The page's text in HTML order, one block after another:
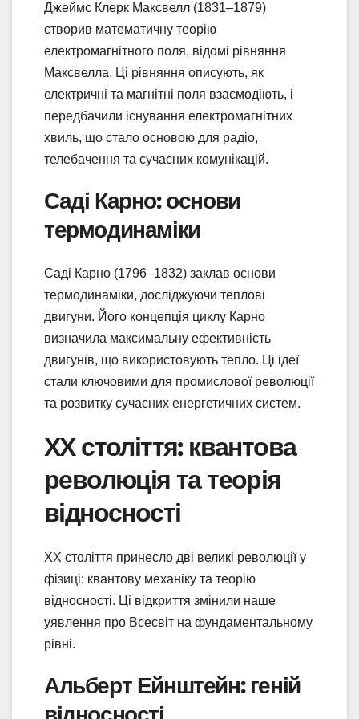
Джеймс Клерк Максвелл (1831–1879)
створив математичну теорію
електромагнітного поля, відомі рівняння
Максвелла. Ці рівняння описують, як
електричні та магнітні поля взаємодіють, і
передбачили існування електромагнітних
хвиль, що стало основою для радіо,
телебачення та сучасних комунікацій.
Саді Карно: основи
термодинаміки
Саді Карно (1796–1832) заклав основи
термодинаміки, досліджуючи теплові
двигуни. Його концепція циклу Карно
визначила максимальну ефективність
двигунів, що використовують тепло. Ці ідеї
стали ключовими для промислової революції
та розвитку сучасних енергетичних систем.
ХХ століття: квантова
революція та теорія
відносності
ХХ століття принесло дві великі революції у
фізиці: квантову механіку та теорію
відносності. Ці відкриття змінили наше
уявлення про Всесвіт на фундаментальному
рівні.
Альберт Ейнштейн: геній